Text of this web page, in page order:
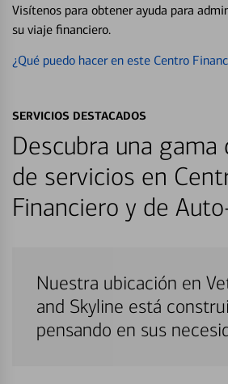
Visítenos para obtener ayuda para
su viaje financiero.
¿Qué puedo hacer en este Centro
SERVICIOS DESTACADOS
Descubra una gama
de servicios en
Financiero y de
Nuestra ubicación en
and Skyline está
pensando en sus